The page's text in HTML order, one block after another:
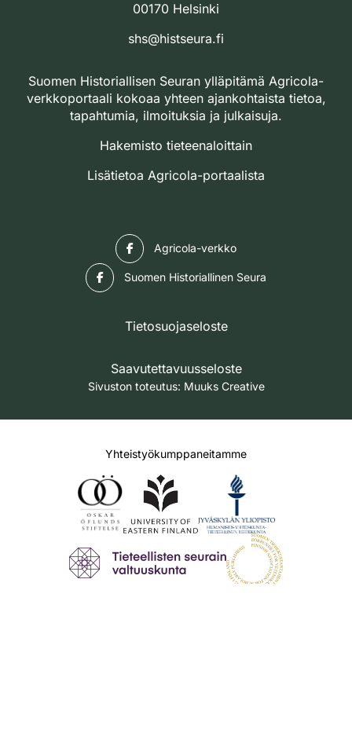
00170 Helsinki
shs@histseura.fi
Suomen Historiallisen Seuran ylläpitämä Agricola-
verkkoportaali kokoaa yhteen ajankohtaista tietoa,
tapahtumia, ilmoituksia ja julkaisuja.
Hakemisto tieteenaloittain
Lisätietoa Agricola-portaalista
Agricola-verkko
Suomen Historiallinen Seura
Tietosuojaseloste
Saavutettavuusseloste
Sivuston toteutus: Muuks Creative
Yhteistyökumppaneitamme